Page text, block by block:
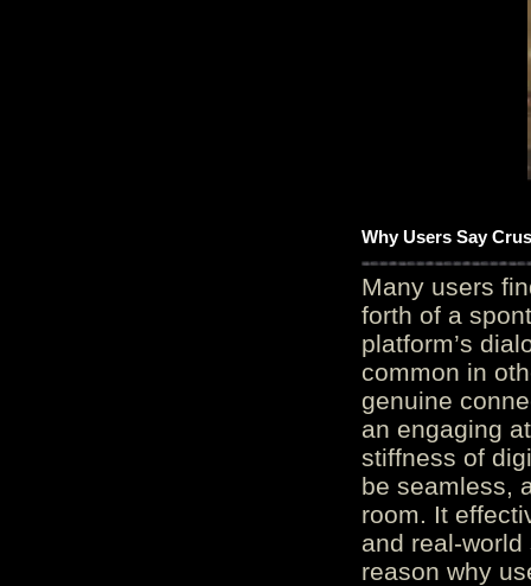
Why Users Say
Many users
forth of a
platform’s
common in
genuine
an engaging
stiffness of
be seamless,
room. It
and real-
reason why